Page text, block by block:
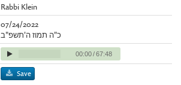
Rabbi Klein
07/24/2022
כ"ה תמוז ה'תשפ"ב
00:00/67:48
Save